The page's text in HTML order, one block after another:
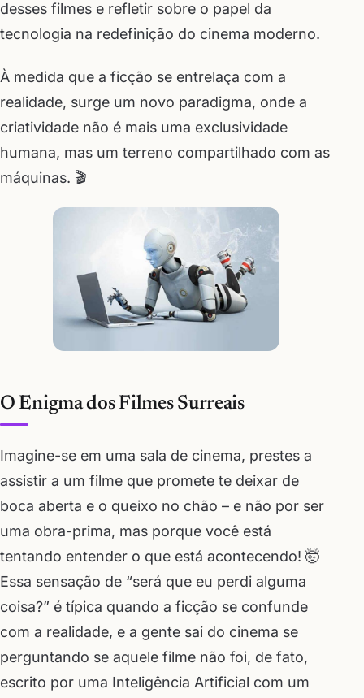
desses filmes e refletir sobre o papel da
tecnologia na redefinição do cinema moderno.
À medida que a ficção se entrelaça com a
realidade, surge um novo paradigma, onde a
criatividade não é mais uma exclusividade
humana, mas um terreno compartilhado com as
máquinas. 🎬
O Enigma dos Filmes Surreais
Imagine-se em uma sala de cinema, prestes a
assistir a um filme que promete te deixar de
boca aberta e o queixo no chão – e não por ser
uma obra-prima, mas porque você está
tentando entender o que está acontecendo! 🤯
Essa sensação de “será que eu perdi alguma
coisa?” é típica quando a ficção se confunde
com a realidade, e a gente sai do cinema se
perguntando se aquele filme não foi, de fato,
escrito por uma Inteligência Artificial com um